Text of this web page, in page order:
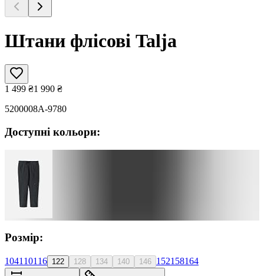
Штани флісові Talja
1 499 ₴1 990 ₴
5200008A-9780
Доступні кольори:
Розмір:
104110116 122 128 134 140 146 152158164